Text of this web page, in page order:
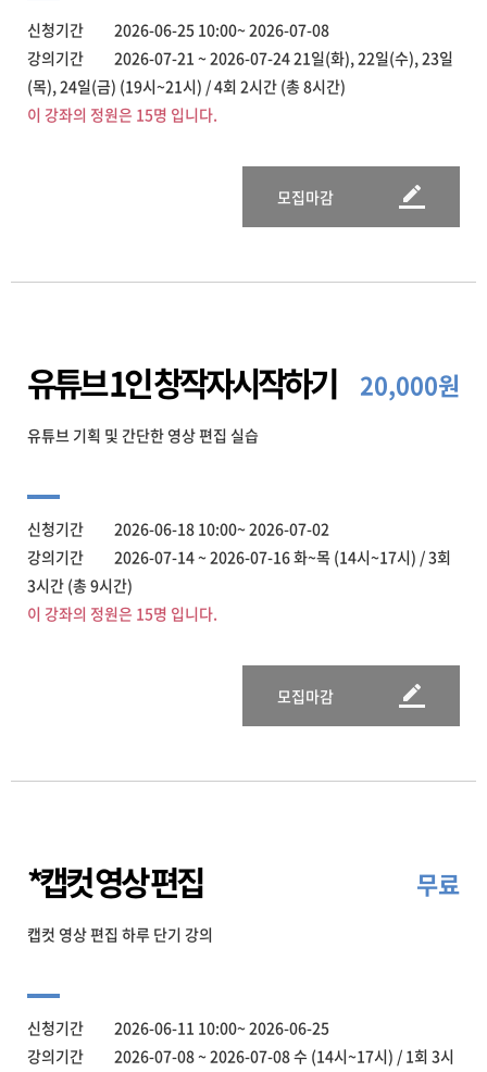
신청기간 2026-06-25 10:00~ 2026-07-08
강의기간 2026-07-21 ~ 2026-07-24 21일(화), 22일(수), 23일
(목), 24일(금) (19시~21시) / 4회 2시간 (총 8시간)
이 강좌의 정원은 15명 입니다.
모집마감
유튜브 1인 창작자시작하기 20,000원
유튜브 기획 및 간단한 영상 편집 실습
신청기간 2026-06-18 10:00~ 2026-07-02
강의기간 2026-07-14 ~ 2026-07-16 화~목 (14시~17시) / 3회
3시간 (총 9시간)
이 강좌의 정원은 15명 입니다.
모집마감
*캡컷 영상 편집 무료
캡컷 영상 편집 하루 단기 강의
신청기간 2026-06-11 10:00~ 2026-06-25
강의기간 2026-07-08 ~ 2026-07-08 수 (14시~17시) / 1회 3시